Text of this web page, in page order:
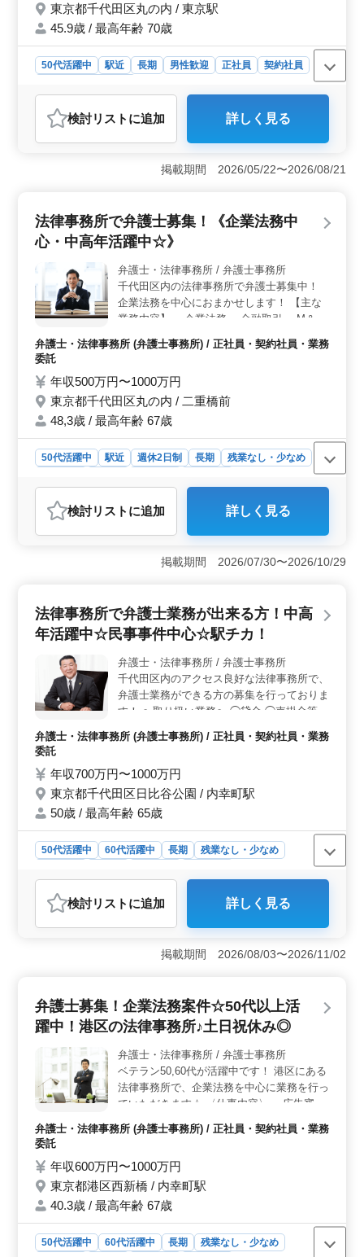
東京都千代田区丸の内 / 東京駅
45.9歳 / 最高年齢 70歳
50代活躍中 駅近 長期 男性歓迎 正社員
契約社員
おすすめポイント
＜職種特徴＞ 中高年活躍中のこの事務所は駅近の便利
な立地で、働きやすく長期安定した勤務ができます。債
す。 ＜ベテラン募集＞ 経験者募集。特に交通事故
年収600万円〜900万円。 通勤手当全額支給。雇用・労
災・健康・厚生の社会保険完備など、福利厚生も整って
検討リスト に追加 詳しく見る
掲載期間 2026/05/22〜2026/08/21
法律事務所で弁護士募集！《企業法務中
心・中高年活躍中☆》
弁護士・法律事務所 / 弁護士事務所
千代田区内の法律事務所で弁護士募集中！
企業法務を中心におまかせします！ 【主な
業務内容】 ・企業法務 ・金融取引 ・M＆A
＊中高年歓迎 ＊社会保険完備 是非今までの
弁護士・法律事務所 (弁護士事務所) / 正社員・契約社員・業務
委託
年収500万円〜1000万円
東京都千代田区丸の内 / 二重橋前
48,3歳 / 最高年齢 67歳
50代活躍中 駅近 週休2日制 長期
残業なし・少なめ
おすすめポイント
＜魅力的な求人ポイント＞ 企業法務に特化し、幅広い
案件に携われるチャンスがあります。中高年歓迎で、多
様な経験を持つ方が活躍中です。駅近で通勤が便利、働
があります。法務業務の幅広さから、スキル向上と専門
性の向上が期待できます。事業再生・倒産処理など、裁
給与・福利厚生の充実＞ 年収500万円〜1500万円とい
う魅力的な給与水準が期待できます。社会保険完備や通
勤手当など、充実の福利厚生が提供されています。
検討リスト に追加 詳しく見る
掲載期間 2026/07/30〜2026/10/29
法律事務所で弁護士業務が出来る方！中高
年活躍中☆民事事件中心☆駅チカ！
弁護士・法律事務所 / 弁護士事務所
千代田区内のアクセス良好な法律事務所で、
弁護士業務ができる方の募集を行っておりま
す！ 〜取り扱い業務〜 ◯貸金 ◯売掛金等の
療過誤訴訟等） その他さまざまな案件取り
＊長期で勤務可能な方 ＊50歳以上新規採用
実績あり 現在シニア層、積極的に採用中！
ぜひ今までの経験を活かして頂ける方のご応
弁護士・法律事務所 (弁護士事務所) / 正社員・契約社員・業務
委託
年収700万円〜1000万円
東京都千代田区日比谷公園 / 内幸町駅
50歳 / 最高年齢 65歳
50代活躍中 60代活躍中 長期
残業なし・少なめ
おすすめポイント
＜法律事務所での弁護士業務＞ 東京都千代田区のアク
セス良好な法律事務所が、弁護士業務ができる方を募集
しています。特に民事事件を中心に、様々な案件に携わ
ブル、損害賠償など幅広い分野の案件を取り扱っていま
す。経験豊富な方、シニア層も歓迎しています。50歳以
を活かして頂ける方のご応募をお待ちしています。
＜充実の待遇＞ 駅チカでアクセスが良く、長期での勤
務が可能な方を求めています。シニア層も積極的に採用
中で、経験を活かして働ける環境が整っています。年収
す。
検討リスト に追加 詳しく見る
掲載期間 2026/08/03〜2026/11/02
弁護士募集！企業法務案件☆50代以上活
躍中！港区の法律事務所♪土日祝休み◎
弁護士・法律事務所 / 弁護士事務所
ベテラン50,60代が活躍中です！ 港区にある
法律事務所で、企業法務を中心に業務を行っ
ていただきます☆ 〈仕事内容〉 ・広告審査
・IPO関連業務 ・従業員向けコンプライア
＊子育て中勤務時間相談可能 ＊フレックス
制度あり 当事務所では、20代〜60代が活躍
しております！ 私達と一緒に働きません
す♪
弁護士・法律事務所 (弁護士事務所) / 正社員・契約社員・業務
委託
年収600万円〜1000万円
東京都港区西新橋 / 内幸町駅
40.3歳 / 最高年齢 67歳
50代活躍中 60代活躍中 長期
残業なし・少なめ